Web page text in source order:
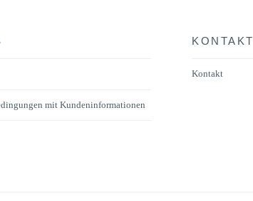
mit Kundeninformationen
KONTAKT
Kontakt